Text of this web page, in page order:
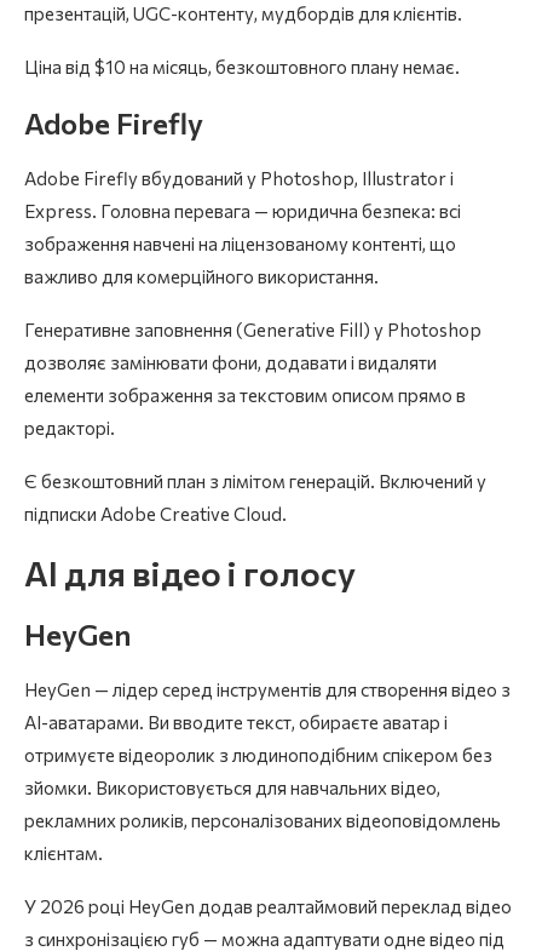
презентацій, UGC-контенту, мудбордів для клієнтів.
Ціна від $10 на місяць, безкоштовного плану немає.
Adobe Firefly
Adobe Firefly вбудований у Photoshop, Illustrator і
Express. Головна перевага — юридична безпека: всі
зображення навчені на ліцензованому контенті, що
важливо для комерційного використання.
Генеративне заповнення (Generative Fill) у Photoshop
дозволяє замінювати фони, додавати і видаляти
елементи зображення за текстовим описом прямо в
редакторі.
Є безкоштовний план з лімітом генерацій. Включений у
підписки Adobe Creative Cloud.
AI для відео і голосу
HeyGen
HeyGen — лідер серед інструментів для створення відео з
AI-аватарами. Ви вводите текст, обираєте аватар і
отримуєте відеоролик з людиноподібним спікером без
зйомки. Використовується для навчальних відео,
рекламних роликів, персоналізованих відеоповідомлень
клієнтам.
У 2026 році HeyGen додав реалтаймовий переклад відео
з синхронізацією губ — можна адаптувати одне відео під